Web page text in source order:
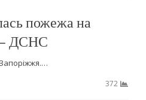
пожежа на
— ДСНС
372